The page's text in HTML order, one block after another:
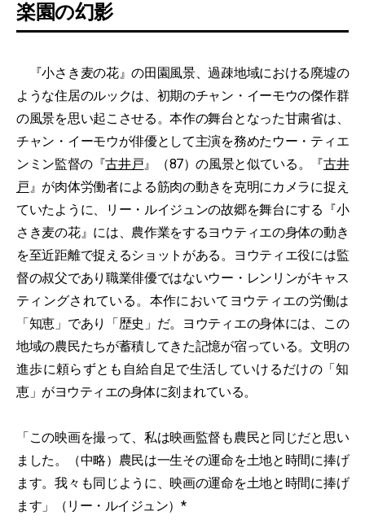
楽園の幻影
『小さき麦の花』の田園風景、過疎地域における廃墟の
ような住居のルックは、初期のチャン・イーモウの傑作群
の風景を思い起こさせる。本作の舞台となった甘粛省は、
チャン・イーモウが俳優として主演を務めたウー・ティエ
ンミン監督の『古井戸』（87）の風景と似ている。『古井
戸』が肉体労働者による筋肉の動きを克明にカメラに捉え
ていたように、リー・ルイジュンの故郷を舞台にする『小
さき麦の花』には、農作業をするヨウティエの身体の動き
を至近距離で捉えるショットがある。ヨウティエ役には監
督の叔父であり職業俳優ではないウー・レンリンがキャス
ティングされている。本作においてヨウティエの労働は
「知恵」であり「歴史」だ。ヨウティエの身体には、この
地域の農民たちが蓄積してきた記憶が宿っている。文明の
進歩に頼らずとも自給自足で生活していけるだけの「知
恵」がヨウティエの身体に刻まれている。
「この映画を撮って、私は映画監督も農民と同じだと思い
ました。（中略）農民は一生その運命を土地と時間に捧げ
ます。我々も同じように、映画の運命を土地と時間に捧げ
ます」（リー・ルイジュン）*